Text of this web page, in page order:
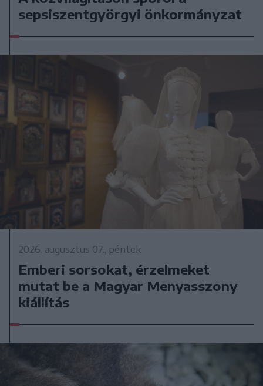
sepsiszentgyörgyi önkormányzat
2026. augusztus 07., péntek
Emberi sorsokat, érzelmeket
mutat be a Magyar Menyasszony
kiállítás